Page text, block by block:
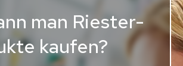
man Riester-
kaufen?